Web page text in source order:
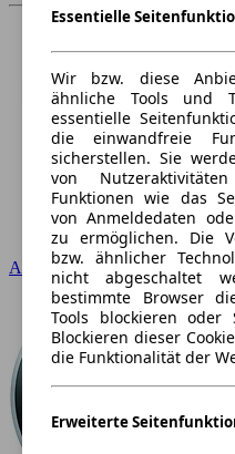
Audi
Essentielle
Wir bzw. diese
ähnliche Tools und
essentielle
die einwandfreie
sicherstellen. Sie
von
Funktionen wie das
von Anmeldedaten
zu ermöglichen. Die
bzw. ähnlicher
nicht abgeschaltet
bestimmte Browser
Tools blockieren oder
Blockieren dieser
die Funktionalität der
Erweiterte